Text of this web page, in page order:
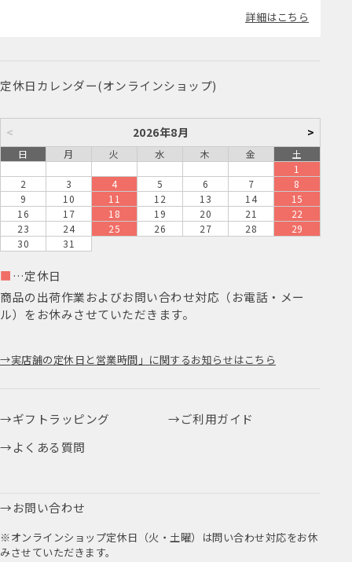
詳細はこちら
定休日カレンダー(オンラインショップ)
< 2026年8月 >
日 月 火 水 木 金
土
1
2
3 4 5 6 7
8
9
10 11 12 13 14
15
16
17 18 19 20 21
22
23
24 25 26 27 28
29
30
31
■ …定休日
商品の出荷作業およびお問い合わせ対応（お電話・メー
ル）をお休みさせていただきます。
実店舗の定休日と営業時間」に関するお知らせはこちら
ギフトラッピング
ご利用ガイド
よくある質問
お問い合わせ
※オンラインショップ定休日（火・土曜）は問い合わせ対応をお休
みさせていただきます。